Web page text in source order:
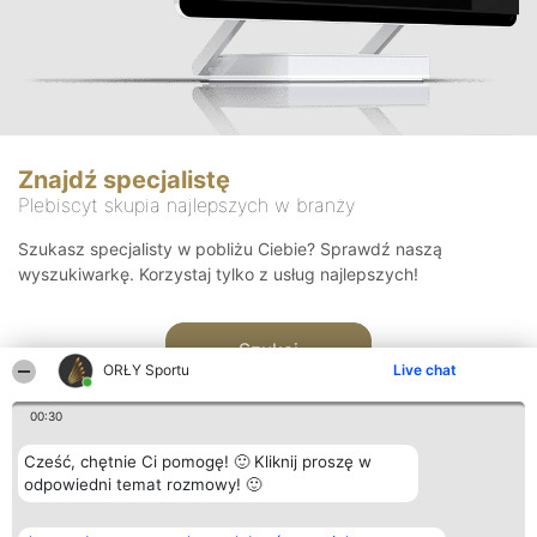
ORŁY Sportu Live chat
00:30
Cześć, chętnie Ci pomogę! 🙂 Kliknij proszę w
odpowiedni temat rozmowy! 🙂
Znajdź specjalistę
Plebiscyt skupia najlepszych w branży
Szukasz specjalisty w pobliżu Ciebie? Sprawdź naszą
wyszukiwarkę. Korzystaj tylko z usług najlepszych!
Szukaj
Organizator plebiscytu Plebiscyt Kontakt